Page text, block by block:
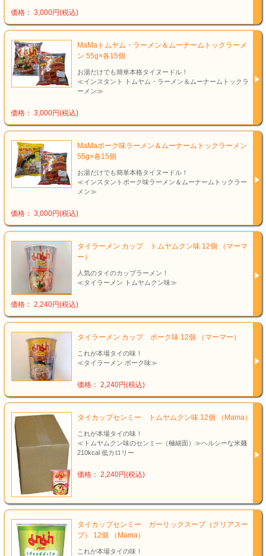
価格： 3,000円(税込)
MaMaトムヤム・ラーメン＆ムーナームトックラーメ
ン 55g×各15個
お湯だけでも簡単本格タイヌードル！
≪インスタント トムヤム・ラーメン＆ムーナームトックラ
ーメン≫
価格： 3,000円(税込)
MaMaポーク味ラーメン＆ムーナームトックラーメン
55g×各15個
お湯だけでも簡単本格タイヌードル！
≪インスタントポーク味ラーメン＆ムーナームトックラー
メン≫
価格： 3,000円(税込)
タイラーメン カップ トムヤムクン味 12個 （マーマ
ー）
人気のタイのカップラーメン！
≪タイラーメン トムヤムクン味≫
価格： 2,240円(税込)
タイラーメン カップ ポーク味 12個 （マーマー）
これが本場タイの味！
≪タイラーメン ポーク味≫
価格： 2,240円(税込)
タイカップセンミー トムヤムクン味 12個 （Mama）
これが本場タイの味！
≪トムヤムクン味のセンミ―（極細面）≫ヘルシーな米麺
210kcal 低カロリー
価格： 2,240円(税込)
タイカップセンミー ガーリックスープ（クリアスー
プ） 12個 （Mama）
これが本場タイの味！